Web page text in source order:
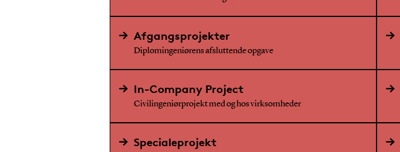
Afgangsprojekter
Diplomingeniørens afsluttende opgave
In-Company Project
Civilingeniørprojekt med og hos virksomheder
Specialeprojekt